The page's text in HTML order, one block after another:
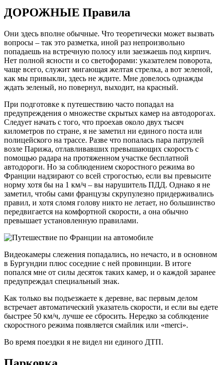
ДОРОЖНЫЕ Правила
Они здесь вполне обычные. Что теоретически может вызвать
вопросы – так это разметка, иной раз непроизвольно
попадаешь на встречную полосу или заезжаешь под кирпич.
Нет полной ясности и со светофорами: указателем поворота,
чаще всего, служит мигающая желтая стрелка, а вот зеленой,
как мы привыкли, здесь не ждите. Мне довелось однажды
ждать зеленый, но повернул, выходит, на красный.
При подготовке к путешествию часто попадал на
предупреждения о множестве скрытых камер на автодорогах.
Следует начать с того, что проехав около двух тысяч
километров по стране, я не заметил ни единого поста или
полицейского на трассе. Разве что попалась пара патрулей
возле Парижа, отлавливавших превышающих скорость с
помощью радара на протяженном участке бесплатной
автодороги. Но за соблюдением скоростного режима во
Франции надзирают со всей строгостью, если вы превысите
норму хотя бы на 1 км/ч – вы нарушитель ПДД. Однако я не
заметил, чтобы сами французы скрупулезно придерживались
правил, и хотя сломя голову никто не летает, но большинство
передвигается на комфортной скорости, а она обычно
превышает установленную правилами.
Видеокамеры слежения попадались, но нечасто, и в основном
в Бургундии плюс соседние с ней провинции. В итоге
попался мне от силы десяток таких камер, и о каждой заранее
предупреждал специальный знак.
Как только вы подъезжаете к деревне, вас первым делом
встречает автоматический указатель скорости, и если вы едете
быстрее 50 км/ч, лучше ее сбросить. Нередко за соблюдение
скоростного режима появляется смайлик или «merci».
Во время поездки я не видел ни единого ДТП.